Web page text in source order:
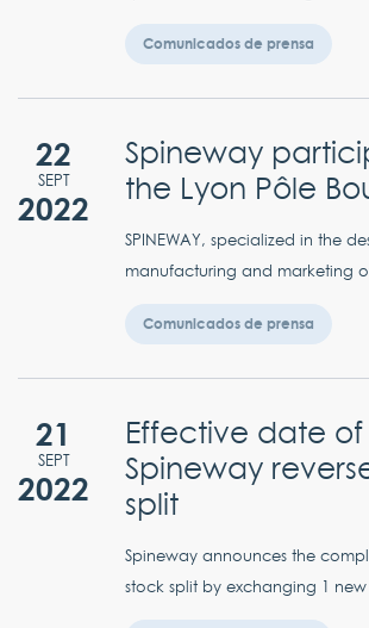
Comunicados de prensa
22
SEPT
2022
Spineway
the Lyon Pôle
SPINEWAY, specialized in the
manufacturing and marketing
Comunicados de prensa
21
SEPT
2022
Effective date
Spineway
split
Spineway announces the
stock split by exchanging 1 new